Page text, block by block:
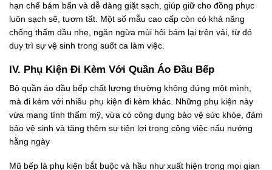
hạn chế bám bẩn và dễ dàng giặt sạch, giúp giữ cho đồng phục
luôn sạch sẽ, tươm tất. Một số mẫu cao cấp còn có khả năng
chống thấm dầu nhẹ, ngăn ngừa mùi hôi bám lại trên vải, từ đó
duy trì sự vệ sinh trong suốt ca làm việc.
IV. Phụ Kiện Đi Kèm Với Quần Áo Đầu Bếp
Bộ quần áo đầu bếp chất lượng thường không đứng một mình,
mà đi kèm với nhiều phụ kiện đi kèm khác. Những phụ kiện này
vừa mang tính thẩm mỹ, vừa có công dụng bảo vệ sức khỏe, đảm
bảo vệ sinh và tăng thêm sự tiện lợi trong công việc nấu nướng
hằng ngày
Mũ bếp là phụ kiện bắt buộc và hầu như xuất hiện trong mọi gian